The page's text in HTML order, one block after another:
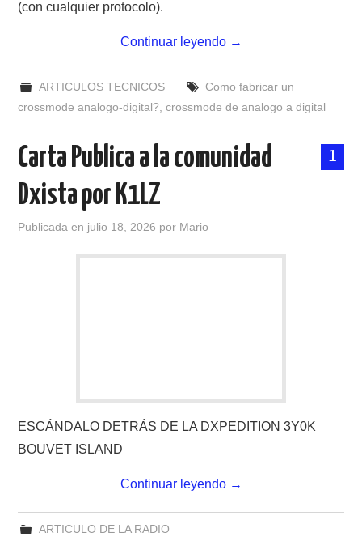
(con cualquier protocolo).
Continuar leyendo →
ARTICULOS TECNICOS
Como fabricar un
crossmode analogo-digital?,crossmode de analogo a digital
1
Carta Publica a la comunidad
Dxista por K1LZ
Publicada en julio 18, 2026 por Mario
ESCÁNDALO DETRÁS DE LA DXPEDITION 3Y0K
BOUVET ISLAND
Continuar leyendo →
ARTICULO DE LA RADIO